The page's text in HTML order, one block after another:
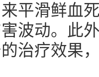
平滑鲜血
波动。此
的治疗效果